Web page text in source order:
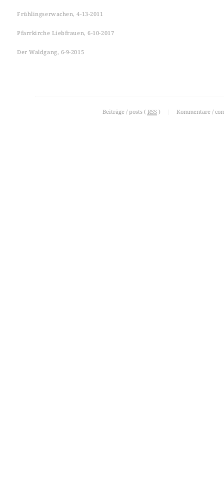
Frühlingserwachen, 4-13-2011
Pfarrkirche Liebfrauen, 6-10-2017
Der Waldgang, 6-9-2015
Beiträge / posts ( RSS ) Kommentare /